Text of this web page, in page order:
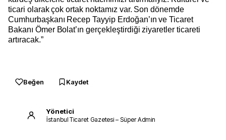
ticari olarak çok ortak noktamız var. Son dönemde
Cumhurbaşkanı Recep Tayyip Erdoğan’ın ve Ticaret
Bakanı Ömer Bolat’ın gerçekleştirdiği ziyaretler ticareti
artıracak.”
Beğen Kaydet
Yönetici
İstanbul Ticaret Gazetesi – Süper Admin